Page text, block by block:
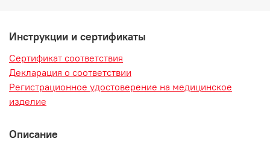
Инструкции и сертификаты
Сертификат соответствия
Декларация о соответствии
Регистрационное удостоверение на медицинское
изделие
Описание